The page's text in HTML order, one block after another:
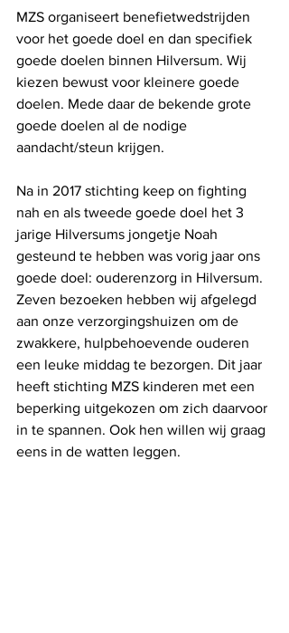
MZS organiseert benefietwedstrijden
voor het goede doel en dan specifiek
goede doelen binnen Hilversum. Wij
kiezen bewust voor kleinere goede
doelen. Mede daar de bekende grote
goede doelen al de nodige
aandacht/steun krijgen.
Na in 2017 stichting keep on fighting
nah en als tweede goede doel het 3
jarige Hilversums jongetje Noah
gesteund te hebben was vorig jaar ons
goede doel: ouderenzorg in Hilversum.
Zeven bezoeken hebben wij afgelegd
aan onze verzorgingshuizen om de
zwakkere, hulpbehoevende ouderen
een leuke middag te bezorgen. Dit jaar
heeft stichting MZS kinderen met een
beperking uitgekozen om zich daarvoor
in te spannen. Ook hen willen wij graag
eens in de watten leggen.